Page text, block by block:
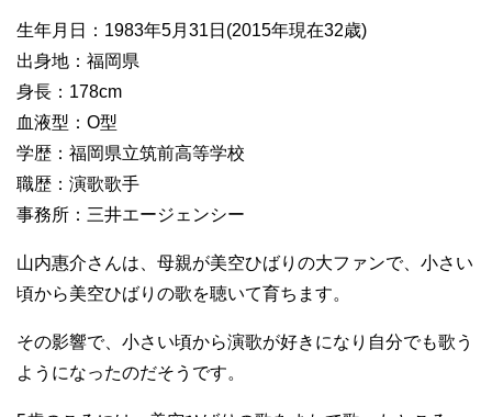
生年月日：1983年5月31日(2015年現在32歳)
出身地：福岡県
身長：178cm
血液型：O型
学歴：福岡県立筑前高等学校
職歴：演歌歌手
事務所：三井エージェンシー
山内惠介さんは、母親が美空ひばりの大ファンで、小さい
頃から美空ひばりの歌を聴いて育ちます。
その影響で、小さい頃から演歌が好きになり自分でも歌う
ようになったのだそうです。